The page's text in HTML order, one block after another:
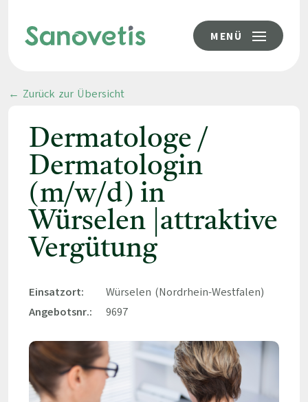
MENÜ
← Zurück zur Übersicht
Dermatologe /
Dermatologin
(m/w/d) in
Würselen |attraktive
Vergütung
Einsatzort:
Würselen (Nordrhein-Westfalen)
Angebotsnr.:
9697